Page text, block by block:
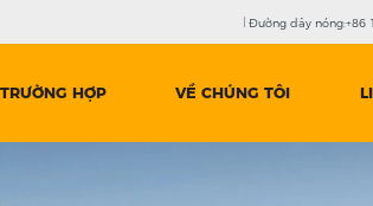
Đường dây nóng:+86
HỢP VỀ CHÚNG TÔI